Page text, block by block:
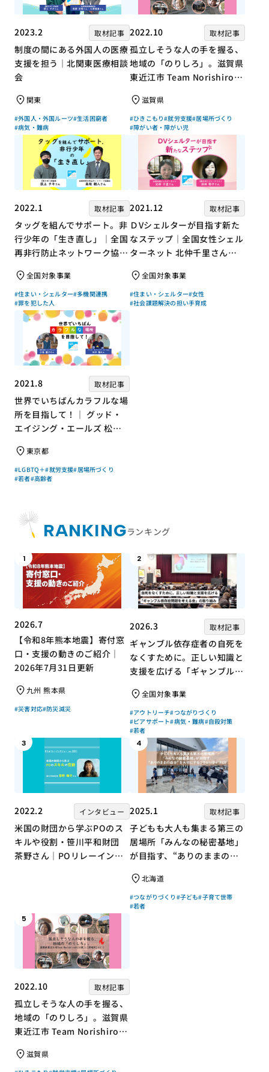
2023.2 取材記事
制度の間にある外国人の医療
支援を担う｜北関東医療相談
会
関東
#外国人・外国ルーツ#生活困窮者
#病気・難病
2022.10 取材記事
孤立しそうな人の手を握る、
地域の「のりしろ」。滋賀県
東近江市 Team Norishiroの
滋賀県
#ひきこもり#就労支援#居場所づくり
#障がい者・障がい児
2022.1 取材記事
タッグを組んでサポート。非
行少年の「生き直し」｜全国
再非行防止ネットワーク協議
上チキさん【聞き手】
全国対象事業
#住まい・シェルター#多機関連携
#罪を犯した人
2021.12 取材記事
ＤVシェルターが目指す新た
なステップ｜全国女性シェル
ターネット 北仲千里さん×
ん【聞き手】
全国対象事業
#住まい・シェルター#女性
#社会課題解決の担い手育成
2021.8 取材記事
世界でいちばんカラフルな場
所を目指して！｜ グッド・
エイジング・エールズ 松中
慶子さん【聞き手】
東京都
#LGBTQ＋#就労支援#居場所づくり
#若者#高齢者
RANKINGランキング
1
2026.7
【令和8年熊本地震】寄付窓
口・支援の動きのご紹介｜
2026年7月31日更新
九州 熊本県
#災害対応#防災減災
2
2026.3 取材記事
ギャンブル依存症者の自死を
なくすために。正しい知識と
支援を広げる「ギャンブル依
組み全国対象事業
#アウトリーチ#つながりづくり
#ピアサポート#病気・難病#自殺対策
#若者
3
2022.2 インタビュー
米国の財団から学ぶPOのス
キルや役割・笹川平和財団
茶野さん｜POリレーインタ
4
2025.1 取材記事
子どもも大人も集まる第三の
居場所「みんなの秘密基地」
が目指す、“ありのままの自
ィづくり
北海道
#つながりづくり #子ども#子育て世帯
#若者
5
2022.10 取材記事
孤立しそうな人の手を握る、
地域の「のりしろ」。滋賀県
東近江市 Team Norishiroの
滋賀県